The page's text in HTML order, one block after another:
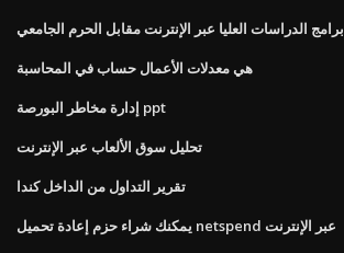
برامج الدراسات العليا عبر الإنترنت مقابل الحرم الجامعي
هي معدلات الأعمال حساب في المحاسبة
إدارة مخاطر البورصة ppt
تحليل سوق الألعاب عبر الإنترنت
تقرير التداول من الداخل كندا
يمكنك شراء حزم إعادة تحميل netspend عبر الإنترنت